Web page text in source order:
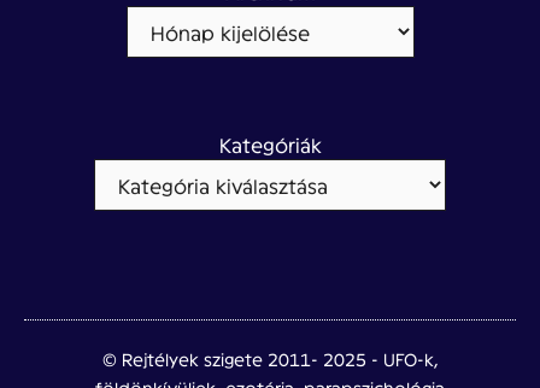
Kategóriák
© Rejtélyek szigete 2011- 2025 - UFO-k,